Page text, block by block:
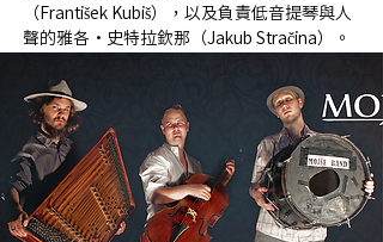
（František Kubiš），以及負責低音提琴與人
聲的雅各・史特拉欽那（Jakub Stračina）。